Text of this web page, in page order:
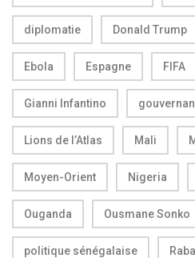
diplomatie Donald Trump
Ebola Espagne FIFA
Gianni Infantino
Lions de l’Atlas Mali
Moyen-Orient Nigeria
Ouganda Ousmane Sonko
politique sénégalaise